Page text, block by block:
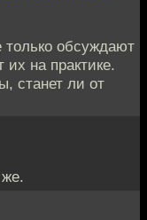
обсуждают
на практике.
станет ли от